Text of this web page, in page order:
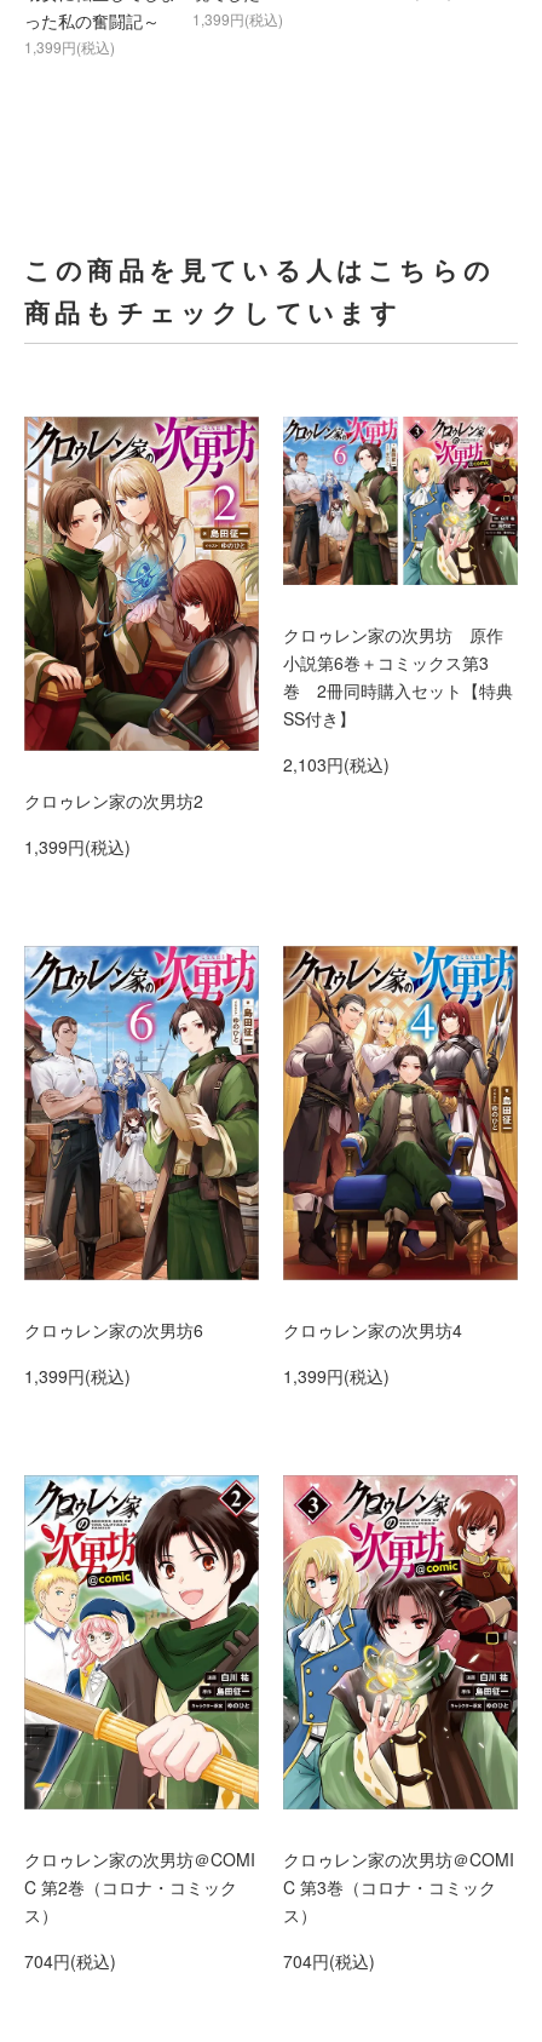
った私の奮闘記～
1,399円(税込)
1,399円(税込)
この商品を見ている人はこちらの
商品もチェックしています
クロゥレン家の次男坊2
1,399円(税込)
クロゥレン家の次男坊 原作
小説第6巻＋コミックス第3
巻 2冊同時購入セット【特典
SS付き】
2,103円(税込)
クロゥレン家の次男坊6
1,399円(税込)
クロゥレン家の次男坊4
1,399円(税込)
クロゥレン家の次男坊＠COMI
C 第2巻（コロナ・コミック
ス）
704円(税込)
クロゥレン家の次男坊＠COMI
C 第3巻（コロナ・コミック
ス）
704円(税込)